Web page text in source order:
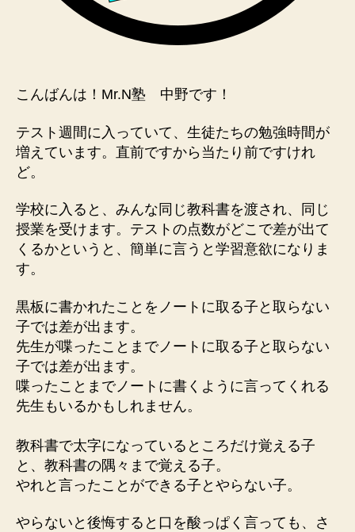
こんばんは！Mr.N塾 中野です！
テスト週間に入っていて、生徒たちの勉強時間が
増えています。直前ですから当たり前ですけれ
ど。
学校に入ると、みんな同じ教科書を渡され、同じ
授業を受けます。テストの点数がどこで差が出て
くるかというと、簡単に言うと学習意欲になりま
す。
黒板に書かれたことをノートに取る子と取らない
子では差が出ます。
先生が喋ったことまでノートに取る子と取らない
子では差が出ます。
喋ったことまでノートに書くように言ってくれる
先生もいるかもしれません。
教科書で太字になっているところだけ覚える子
と、教科書の隅々まで覚える子。
やれと言ったことができる子とやらない子。
やらないと後悔すると口を酸っぱく言っても、さ